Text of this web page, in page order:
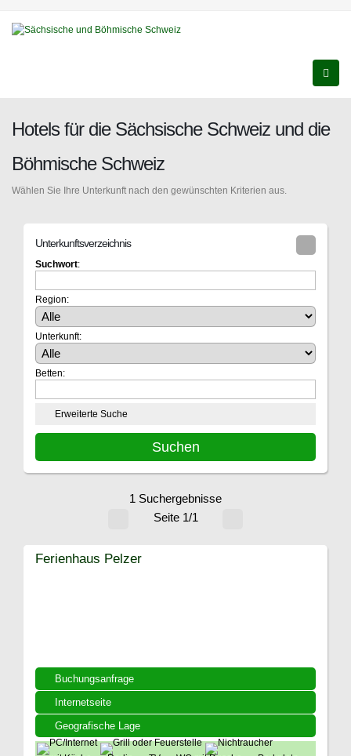
Hotels für die Sächsische Schweiz und die
Böhmische Schweiz
Wählen Sie Ihre Unterkunft nach den gewünschten Kriterien aus.
Unterkunftsverzeichnis
Suchwort:
Region:
Unterkunft:
Betten:
Erweiterte Suche
1 Suchergebnisse
Seite 1/1
Buchungsanfrage
Internetseite
Geografische Lage
Ferienhaus Pelzer